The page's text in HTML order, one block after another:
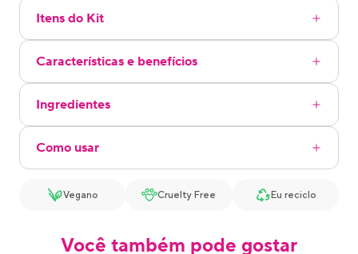
Itens do Kit
Características e benefícios
Ingredientes
Como usar
Vegano Cruelty Free Eu reciclo
Você também pode gostar